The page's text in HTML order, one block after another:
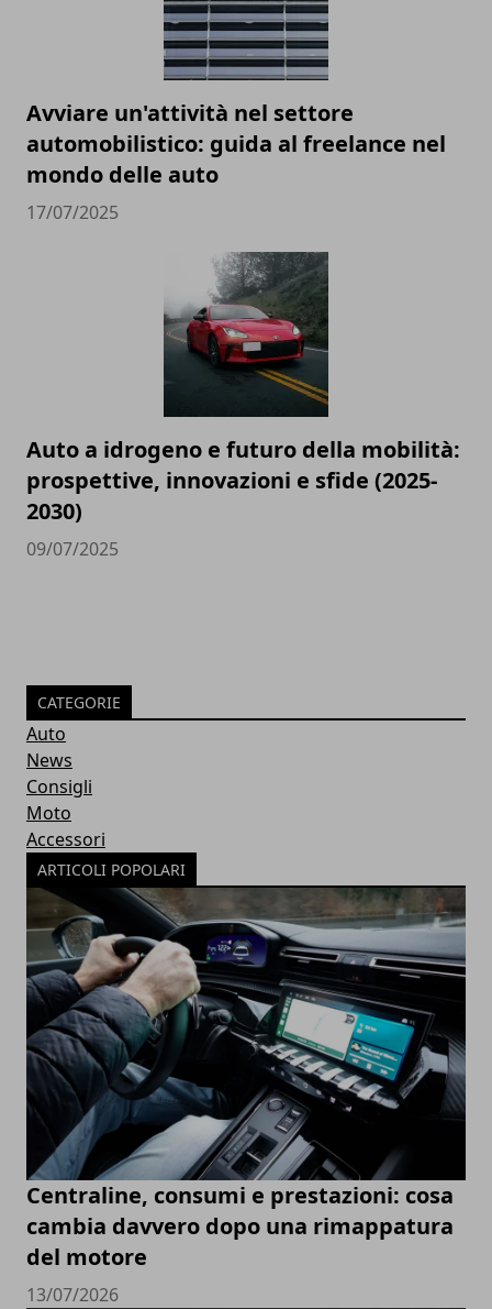
Avviare un'attività nel settore
automobilistico: guida al freelance nel
mondo delle auto
17/07/2025
Auto a idrogeno e futuro della mobilità:
prospettive, innovazioni e sfide (2025-
2030)
09/07/2025
CATEGORIE
Auto
News
Consigli
Moto
Accessori
ARTICOLI POPOLARI
Centraline, consumi e prestazioni: cosa
cambia davvero dopo una rimappatura
del motore
13/07/2026